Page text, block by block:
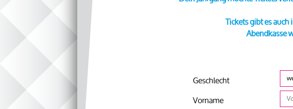
Tickets gibt es
Abendkasse
Geschlecht
Vorname